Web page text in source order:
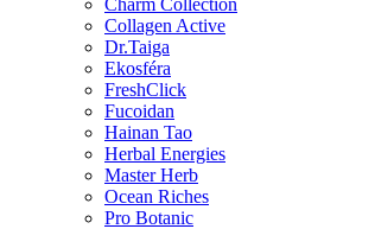
Charm Collection
Collagen Active
Dr.Taiga
Ekosféra
FreshClick
Fucoidan
Hainan Tao
Herbal Energies
Master Herb
Ocean Riches
Pro Botanic